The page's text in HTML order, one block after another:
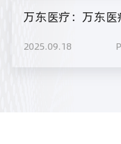
万东医疗：万东
2025.09.18